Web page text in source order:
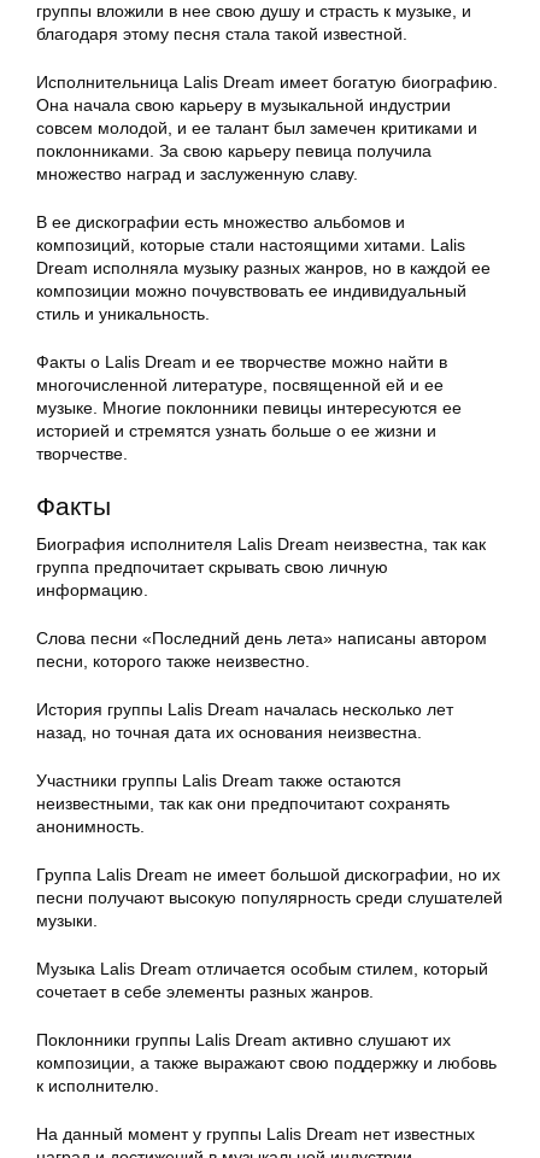
группы вложили в нее свою душу и страсть к музыке, и
благодаря этому песня стала такой известной.
Исполнительница Lalis Dream имеет богатую биографию.
Она начала свою карьеру в музыкальной индустрии
совсем молодой, и ее талант был замечен критиками и
поклонниками. За свою карьеру певица получила
множество наград и заслуженную славу.
В ее дискографии есть множество альбомов и
композиций, которые стали настоящими хитами. Lalis
Dream исполняла музыку разных жанров, но в каждой ее
композиции можно почувствовать ее индивидуальный
стиль и уникальность.
Факты о Lalis Dream и ее творчестве можно найти в
многочисленной литературе, посвященной ей и ее
музыке. Многие поклонники певицы интересуются ее
историей и стремятся узнать больше о ее жизни и
творчестве.
Факты
Биография исполнителя Lalis Dream неизвестна, так как
группа предпочитает скрывать свою личную
информацию.
Слова песни «Последний день лета» написаны автором
песни, которого также неизвестно.
История группы Lalis Dream началась несколько лет
назад, но точная дата их основания неизвестна.
Участники группы Lalis Dream также остаются
неизвестными, так как они предпочитают сохранять
анонимность.
Группа Lalis Dream не имеет большой дискографии, но их
песни получают высокую популярность среди слушателей
музыки.
Музыка Lalis Dream отличается особым стилем, который
сочетает в себе элементы разных жанров.
Поклонники группы Lalis Dream активно слушают их
композиции, а также выражают свою поддержку и любовь
к исполнителю.
На данный момент у группы Lalis Dream нет известных